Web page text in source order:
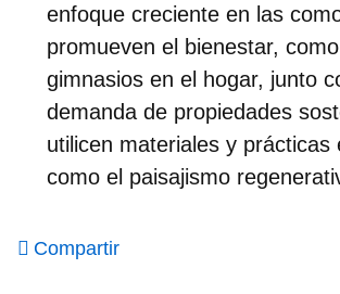
enfoque creciente en las
promueven el bienestar,
gimnasios en el hogar, junto
demanda de propiedades
utilicen materiales y prácticas
como el paisajismo
Compartir